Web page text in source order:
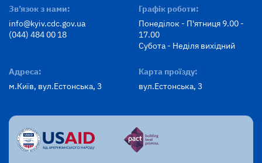
Зв’язок з нами:
info@kyiv.cdc.gov.ua
(044) 484 00 18
Графік роботи:
Понеділок - П'ятниця 9.00 -
17.00
Субота - Неділя вихідний
Адреса:
м.Київ, вул.Естонська, 3
Карта проїзду:
вул.Естонська, 3